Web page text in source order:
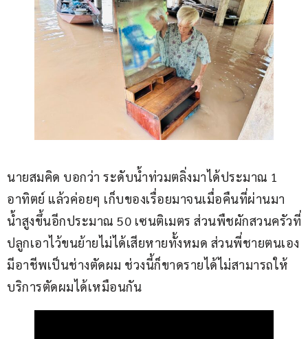
นายสมคิด บอกว่า ระดับน้ำท่วมตลิ่งมาได้ประมาณ 1
อาทิตย์ แล้วค่อยๆ เก็บของเรื่อยมาจนเมื่อคืนที่ผ่านมา
น้ำสูงขึ้นอีกประมาณ 50 เซนติเมตร ส่วนพืชผักสวนครัวที่
ปลูกเอาไว้ขนย้ายไม่ได้เสียหายทั้งหมด ส่วนพี่ชายตนเอง
มีอาชีพเป็นช่างตัดผม ช่วงนี้ก็ขาดรายได้ไม่สามารถให้
บริการตัดผมได้เหมือนกัน